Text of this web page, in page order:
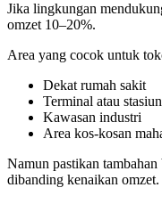
Jika lingkungan
omzet 10–20%.
Area yang cocok untuk
Dekat rumah sakit
Terminal atau stasiun
Kawasan industri
Area kos-kosan
Namun pastikan
dibanding kenaikan omzet.